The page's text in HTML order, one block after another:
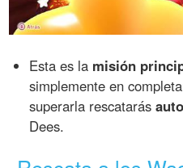
Esta es la misión
simplemente en
superarla rescatarás
Dees.